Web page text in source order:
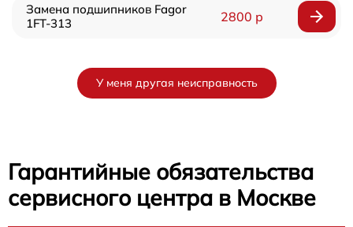
Замена подшипников Fagor
1FT-313
2800 р
У меня другая неисправность
Гарантийные обязательства
сервисного центра в Москве